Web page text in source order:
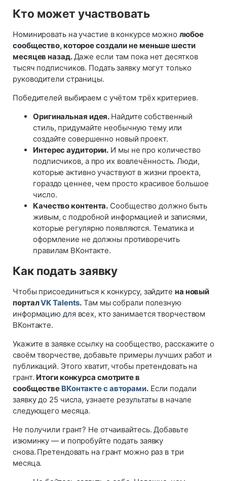
Кто может участвовать
Номинировать на участие в конкурсе можно любое
сообщество, которое создали не меньше шести
месяцев назад. Даже если там пока нет десятков
тысяч подписчиков. Подать заявку могут только
руководители страницы.
Победителей выбираем с учётом трёх критериев.
Оригинальная идея. Найдите собственный
стиль, придумайте необычную тему или
создайте совершенно новый проект.
Интерес аудитории. И мы не про количество
подписчиков, а про их вовлечённость. Люди,
которые активно участвуют в жизни проекта,
гораздо ценнее, чем просто красивое большое
число.
Качество контента. Сообщество должно быть
живым, с подробной информацией и записями,
которые регулярно появляются. Тематика и
оформление не должны противоречить
правилам ВКонтакте.
Как подать заявку
Чтобы присоединиться к конкурсу, зайдите на новый
порталVK Talents. Там мы собрали полезную
информацию для всех, кто занимается творчеством
ВКонтакте.
Укажите в заявке ссылку на сообщество, расскажите о
своём творчестве, добавьте примеры лучших работ и
публикаций. Этого хватит, чтобы претендовать на
грант. Итоги конкурса смотрите в
сообществе ВКонтакте с авторами.Если подали
заявку до 25 числа, узнаете результаты в начале
следующего месяца.
Не получили грант? Не отчаивайтесь. Добавьте
изюминку — и попробуйте подать заявку
снова. Претендовать на грант можно раз в три
месяца.